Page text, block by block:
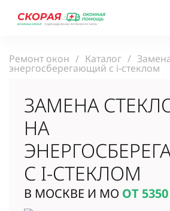
Ремонт окон Каталог
энергосберегающий с i-стеклом
ЗАМЕНА
НА
С I-СТЕКЛОМ
В МОСКВЕ И МО ОТ 5350